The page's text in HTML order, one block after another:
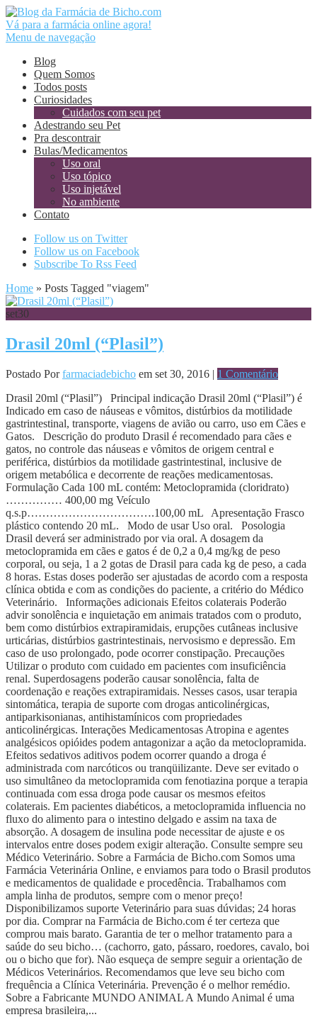
Vá para a farmácia online agora!
Menu de navegação
Blog
Quem Somos
Todos posts
Curiosidades
Cuidados com seu pet
Adestrando seu Pet
Pra descontrair
Bulas/Medicamentos
Uso oral
Uso tópico
Uso injetável
No ambiente
Contato
Follow us on Twitter
Follow us on Facebook
Subscribe To Rss Feed
Home » Posts Tagged "viagem"
set30
Drasil 20ml (“Plasil”)
Postado Porfarmaciadebicho em set 30, 2016 | 1 Comentário
Drasil 20ml (“Plasil”) Principal indicação Drasil 20ml (“Plasil”) é
Indicado em caso de náuseas e vômitos, distúrbios da motilidade
gastrintestinal, transporte, viagens de avião ou carro, uso em Cães e
Gatos. Descrição do produto Drasil é recomendado para cães e
gatos, no controle das náuseas e vômitos de origem central e
periférica, distúrbios da motilidade gastrintestinal, inclusive de
origem metabólica e decorrente de reações medicamentosas.
Formulação Cada 100 mL contém: Metoclopramida (cloridrato)
…………… 400,00 mg Veículo
q.s.p…………………………….100,00 mL Apresentação Frasco
plástico contendo 20 mL. Modo de usar Uso oral. Posologia
Drasil deverá ser administrado por via oral. A dosagem da
metoclopramida em cães e gatos é de 0,2 a 0,4 mg/kg de peso
corporal, ou seja, 1 a 2 gotas de Drasil para cada kg de peso, a cada
8 horas. Estas doses poderão ser ajustadas de acordo com a resposta
clínica obtida e com as condições do paciente, a critério do Médico
Veterinário. Informações adicionais Efeitos colaterais Poderão
advir sonolência e inquietação em animais tratados com o produto,
bem como distúrbios extrapiramidais, erupções cutâneas inclusive
urticárias, distúrbios gastrintestinais, nervosismo e depressão. Em
caso de uso prolongado, pode ocorrer constipação. Precauções
Utilizar o produto com cuidado em pacientes com insuficiência
renal. Superdosagens poderão causar sonolência, falta de
coordenação e reações extrapiramidais. Nesses casos, usar terapia
sintomática, terapia de suporte com drogas anticolinérgicas,
antiparkisonianas, antihistamínicos com propriedades
anticolinérgicas. Interações Medicamentosas Atropina e agentes
analgésicos opióides podem antagonizar a ação da metoclopramida.
Efeitos sedativos aditivos podem ocorrer quando a droga é
administrada com narcóticos ou tranqüilizante. Deve ser evitado o
uso simultâneo da metoclopramida com fenotiazina porque a terapia
continuada com essa droga pode causar os mesmos efeitos
colaterais. Em pacientes diabéticos, a metoclopramida influencia no
fluxo do alimento para o intestino delgado e assim na taxa de
absorção. A dosagem de insulina pode necessitar de ajuste e os
intervalos entre doses podem exigir alteração. Consulte sempre seu
Médico Veterinário. Sobre a Farmácia de Bicho.com Somos uma
Farmácia Veterinária Online, e enviamos para todo o Brasil produtos
e medicamentos de qualidade e procedência. Trabalhamos com
ampla linha de produtos, sempre com o menor preço!
Disponibilizamos suporte Veterinário para suas dúvidas; 24 horas
por dia. Comprar na Farmácia de Bicho.com é ter certeza que
comprou mais barato. Garantia de ter o melhor tratamento para a
saúde do seu bicho… (cachorro, gato, pássaro, roedores, cavalo, boi
ou o bicho que for). Não esqueça de sempre seguir a orientação de
Médicos Veterinários. Recomendamos que leve seu bicho com
frequência a Clínica Veterinária. Prevenção é o melhor remédio.
Sobre a Fabricante MUNDO ANIMAL A Mundo Animal é uma
empresa brasileira,...